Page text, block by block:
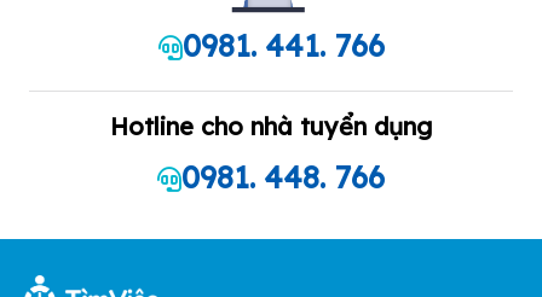
0981. 441. 766
Hotline cho nhà tuyển dụng
0981. 448. 766